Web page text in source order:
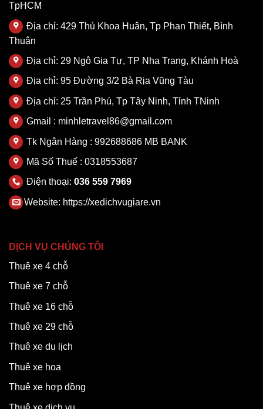
TpHCM
Địa chỉ: 429 Thủ Khoa Huân, Tp Phan Thiết, Bình
Thuận
Địa chỉ: 29 Ngô Gia Tự, TP Nha Trang, Khánh Hoà
Địa chỉ: 95 Đường 3/2 Bà Rịa Vũng Tàu
Địa chỉ: 25 Trần Phú, Tp Tây Ninh, Tỉnh TNinh
Gmail : minhletravel86@gmail.com
Tk Ngân Hàng : 992688686 MB BANK
Mã Số Thuế : 0318553687
Điện thoại: 036 559 7969
Website: https://xedichvugiare.vn
DỊCH VỤ CHÚNG TÔI
Thuê xe 4 chỗ
Thuê xe 7 chỗ
Thuê xe 16 chỗ
Thuê xe 29 chỗ
Thuê xe du lịch
Thuê xe hoa
Thuê xe hợp đồng